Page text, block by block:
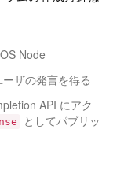
Node
ザの発言を得る
API にアク
としてパブリッ